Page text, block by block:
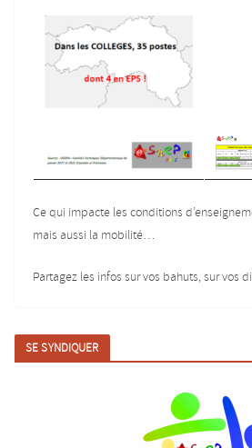
Ce qui impacte les conditions
mais aussi la mobilité…
Partagez les infos sur vos bahuts, sur vos
SE SYNDIQUER